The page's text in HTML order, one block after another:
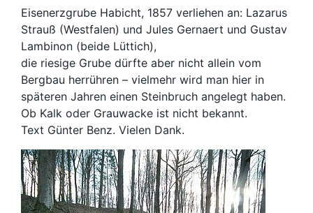
Eisenerzgrube Habicht, 1857 verliehen an: Lazarus
Strauß (Westfalen) und Jules Gernaert und Gustav
Lambinon (beide Lüttich),
die riesige Grube dürfte aber nicht allein vom
Bergbau herrühren – vielmehr wird man hier in
späteren Jahren einen Steinbruch angelegt haben.
Ob Kalk oder Grauwacke ist nicht bekannt.
Text Günter Benz. Vielen Dank.